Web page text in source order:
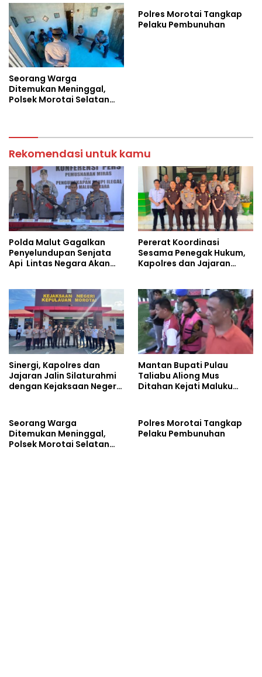
Seorang Warga
Ditemukan Meninggal,
Polsek Morotai Selatan
Polres Morotai Tangkap
Pelaku Pembunuhan
Rekomendasi untuk kamu
Polda Malut Gagalkan
Penyelundupan Senjata
Api Lintas Negara Akan
Pererat Koordinasi
Sesama Penegak Hukum,
Kapolres dan Jajaran
Sinergi, Kapolres dan
Jajaran Jalin Silaturahmi
dengan Kejaksaan Negeri
Mantan Bupati Pulau
Taliabu Aliong Mus
Ditahan Kejati Maluku
Seorang Warga
Ditemukan Meninggal,
Polsek Morotai Selatan
Polres Morotai Tangkap
Pelaku Pembunuhan